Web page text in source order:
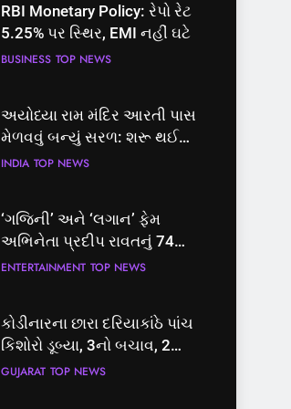
RBI Monetary Policy: રેપો રેટ
5.25% પર સ્થિર, EMI નહીં ઘટે
BUSINESS TOP NEWS
અયોધ્યા રામ મંદિર આરતી પાસ
મેળવવું બન્યું સરળ: શરૂ થઈ
તત્કાલ સુવિધા, જાણો સંપૂર્ણ
INDIA TOP NEWS
‘ગજિની’ અને ‘લગાન’ ફેમ
અભિનેતા પ્રદીપ રાવતનું 74
વર્ષની વયે નિધન, બ્લડ કેન્સર
ENTERTAINMENT TOP NEWS
કોડીનારના છારા દરિયાકાંઠે પાંચ
કિશોરો ડૂબ્યા, 3નો બચાવ, 2
લાપતા
GUJARAT TOP NEWS